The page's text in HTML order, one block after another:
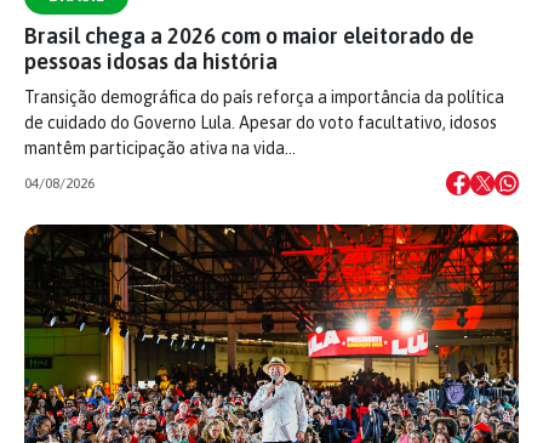
Brasil chega a 2026 com o maior eleitorado de
pessoas idosas da história
Transição demográfica do país reforça a importância da política
de cuidado do Governo Lula. Apesar do voto facultativo, idosos
mantêm participação ativa na vida…
04/08/2026